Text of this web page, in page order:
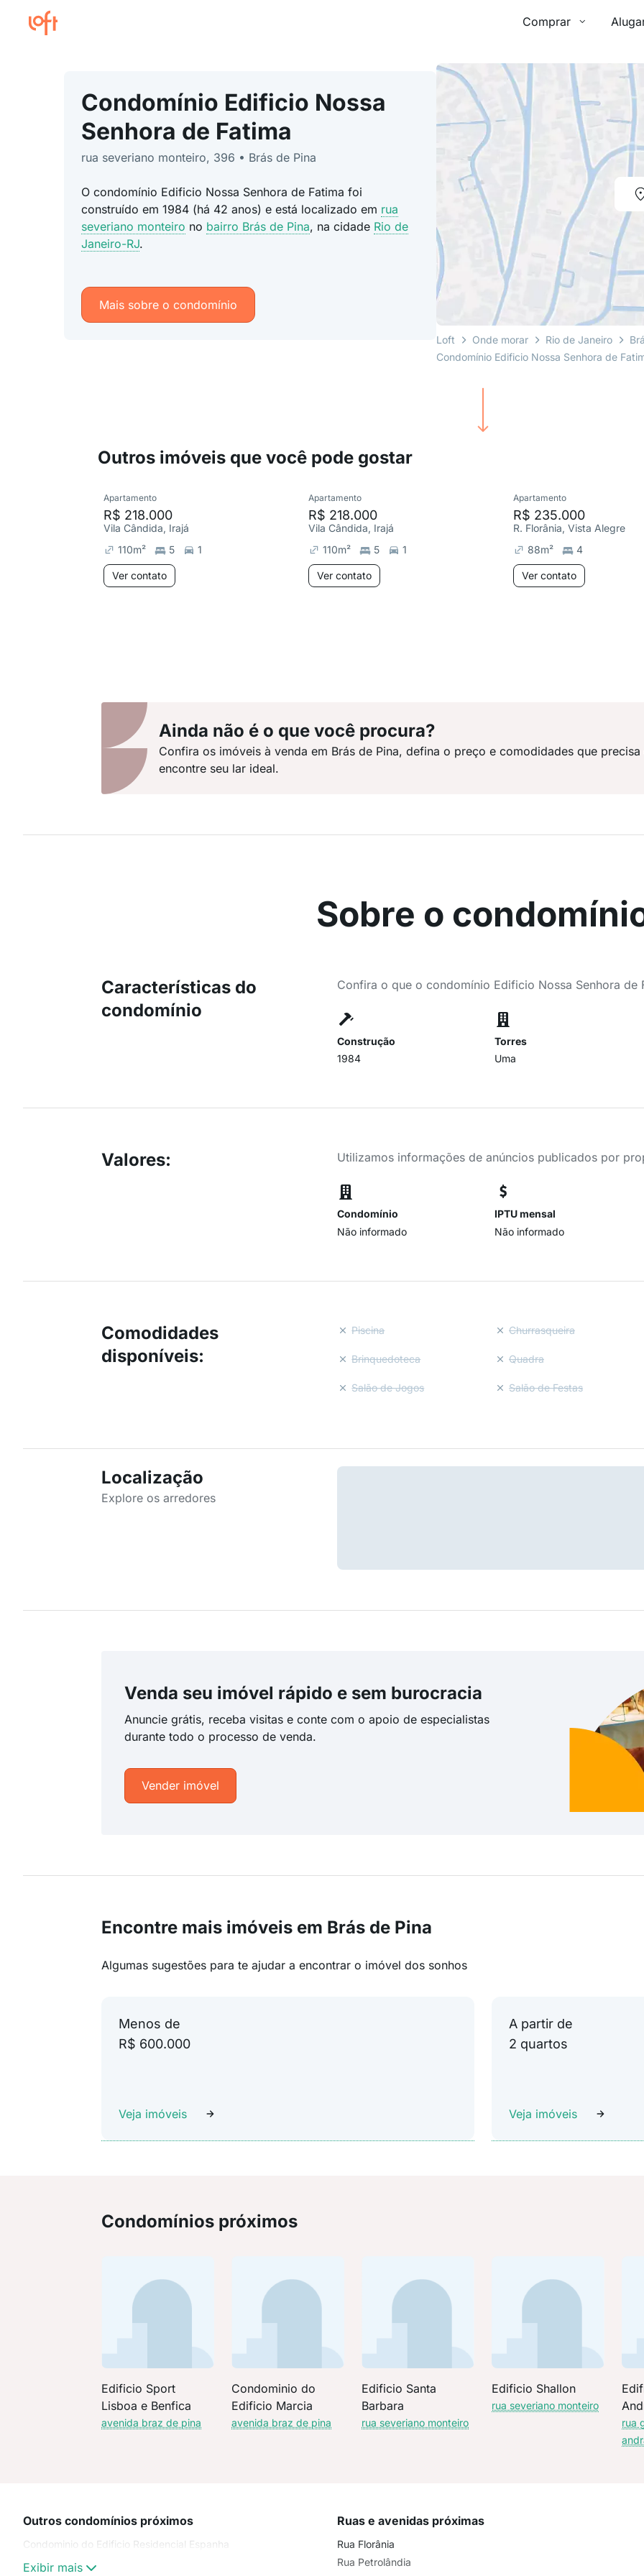
Comprar
Condomínio Edificio Nossa
Senhora de Fatima
rua severiano monteiro, 396 • Brás de Pina
O condomínio Edificio Nossa Senhora de Fatima foi
construído em 1984 (há 42 anos) e está localizado em rua
severiano monteiro no bairro Brás de Pina, na cidade Rio de
Janeiro-RJ.
Mais sobre o condomínio
Loft Onde morar Rio de Janeiro
Condomínio Edificio Nossa Senhora de
Outros imóveis que você pode gostar
Apartamento
R$ 218.000
Vila Cândida, Irajá
110m² 5 1
Ver contato
Apartamento
R$ 218.000
Vila Cândida, Irajá
110m² 5 1
Ver contato
Apartamento
R$ 235.000
R. Florânia, Vista Alegre
88m² 4
Ver contato
Ainda não é o que você procura?
Confira os imóveis à venda em Brás de Pina, defina o preço e comodidades que precisa
encontre seu lar ideal.
Sobre o
Características do
condomínio
Confira o que o condomínio Edificio Nossa Senhora de
Construção
1984
Torres
Uma
Valores: Utilizamos informações de anúncios publicados por
Condomínio
Não informado
IPTU mensal
Não informado
Comodidades
disponíveis:
Piscina Churrasqueira
Brinquedoteca Quadra
Salão de Jogos Salão de Festas
Localização
Explore os arredores
Venda seu imóvel rápido e sem burocracia
Anuncie grátis, receba visitas e conte com o apoio de especialistas
durante todo o processo de venda.
Vender imóvel
Encontre mais imóveis em Brás de Pina
Algumas sugestões para te ajudar a encontrar o imóvel dos sonhos
Menos de
R$ 600.000
Veja imóveis
A partir de
2 quartos
Veja imóveis
Condomínios próximos
Edificio Sport
Lisboa e Benfica
avenida braz de pina
Condominio do
Edificio Marcia
avenida braz de pina
Edificio Santa
Barbara
rua severiano monteiro
Edificio Shallon
rua severiano monteiro
rua
Outros condomínios próximos
Condominio do Edificio Residencial Espanha
Exibir mais
Ruas e avenidas próximas
Rua Florânia
Rua Petrolândia